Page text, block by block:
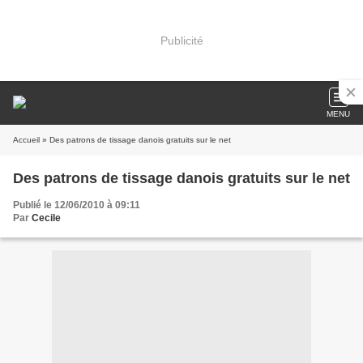
Publicité
MENU
Accueil » Des patrons de tissage danois gratuits sur le net
Des patrons de tissage danois gratuits sur le net
Publié le 12/06/2010 à 09:11
Par Cecile